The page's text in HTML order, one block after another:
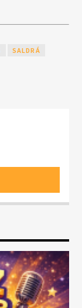
SALDRÁ